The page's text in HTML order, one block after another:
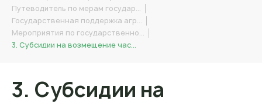
Путеводитель по мерам государ…
Государственная поддержка агр…
Мероприятия по государственно…
3. Субсидии на возмещение час…
3. Субсидии на